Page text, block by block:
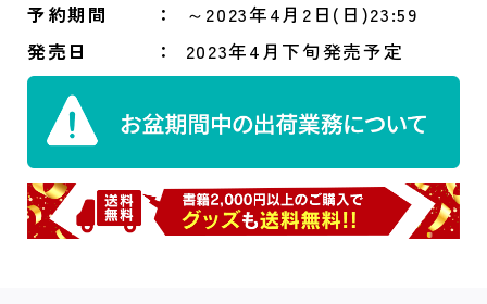
予約期間
～2023年4月2日(日)23:59
発売日
2023年4月下旬発売予定